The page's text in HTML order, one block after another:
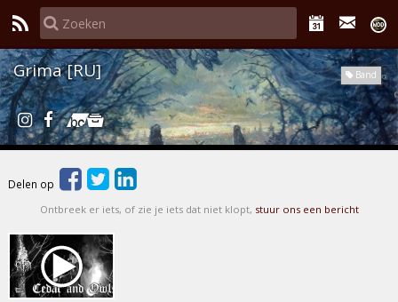
Band
Grima [RU]
Delen op
Ontbreek er iets, of zie je iets dat niet klopt, stuur ons een bericht